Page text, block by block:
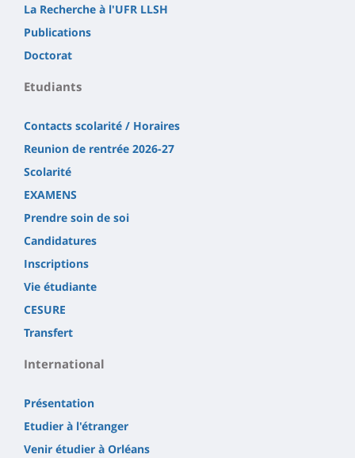
La Recherche à l'UFR LLSH
Publications
Doctorat
Etudiants
Contacts scolarité / Horaires
Reunion de rentrée 2026-27
Scolarité
EXAMENS
Prendre soin de soi
Candidatures
Inscriptions
Vie étudiante
CESURE
Transfert
International
Présentation
Etudier à l'étranger
Venir étudier à Orléans